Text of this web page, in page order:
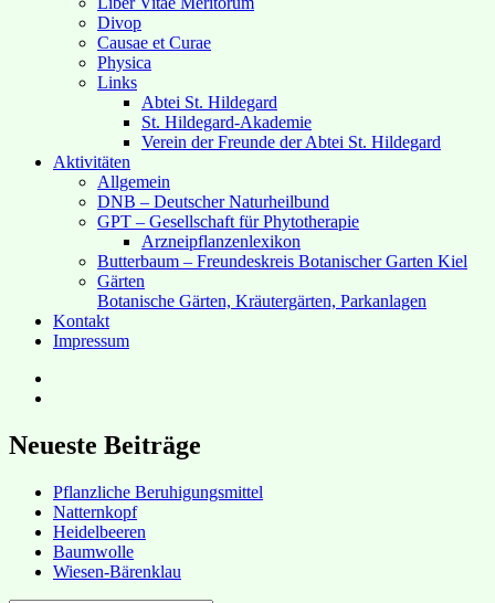
Divop
Causae et Curae
Physica
Links
Abtei St. Hildegard
St. Hildegard-Akademie
Verein der Freunde der Abtei St. Hildegard
Aktivitäten
Allgemein
DNB – Deutscher Naturheilbund
GPT – Gesellschaft für Phytotherapie
Arzneipflanzenlexikon
Butterbaum – Freundeskreis Botanischer Garten Kiel
Gärten
Botanische Gärten, Kräutergärten, Parkanlagen
Kontakt
Impressum
Instagram
Neueste Beiträge
Pflanzliche Beruhigungsmittel
Natternkopf
Heidelbeeren
Baumwolle
Wiesen-Bärenklau